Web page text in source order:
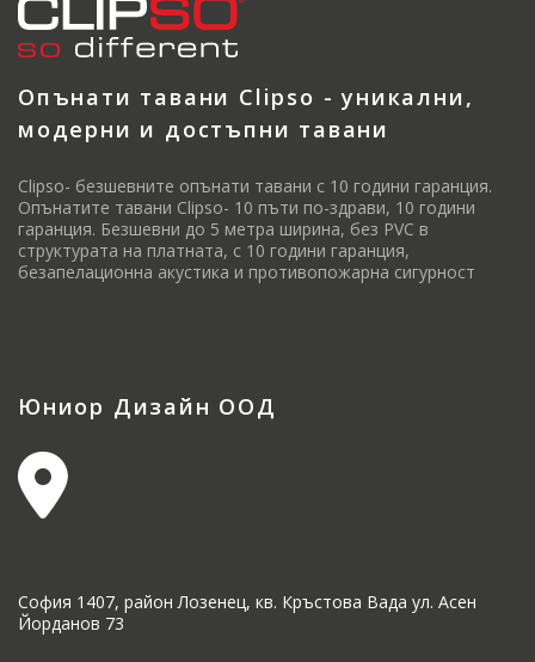
Опънати тавани Clipso - уникални,
модерни и достъпни тавани
Clipso- безшевните опънати тавани с 10 години гаранция.
Опънатите тавани Clipso- 10 пъти по-здрави, 10 години
гаранция. Безшевни до 5 метра ширина, без PVC в
структурата на платната, с 10 години гаранция,
безапелационна акустика и противопожарна сигурност
Юниор Дизайн ООД
София 1407, район Лозенец, кв. Кръстова Вада ул. Асен
Йорданов 73